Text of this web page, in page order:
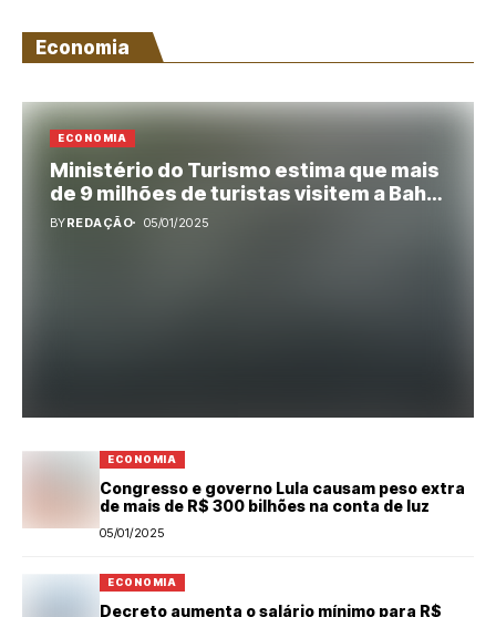
Economia
ECONOMIA
Ministério do Turismo estima que mais
de 9 milhões de turistas visitem a Bahia
durante a alta estação
BYREDAÇÃO 05/01/2025
ECONOMIA
Congresso e governo Lula causam peso extra
de mais de R$ 300 bilhões na conta de luz
05/01/2025
ECONOMIA
Decreto aumenta o salário mínimo para R$